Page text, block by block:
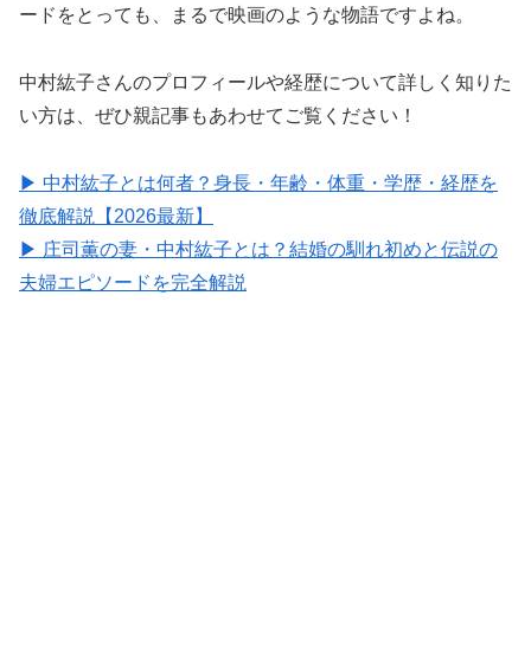
ードをとっても、まるで映画のような物語ですよね。
中村紘子さんのプロフィールや経歴について詳しく知りた
い方は、ぜひ親記事もあわせてご覧ください！
▶ 中村紘子とは何者？身長・年齢・体重・学歴・経歴を
徹底解説【2026最新】
▶ 庄司薫の妻・中村紘子とは？結婚の馴れ初めと伝説の
夫婦エピソードを完全解説